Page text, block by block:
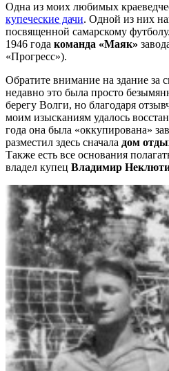
Одна из моих любимых
купеческие дачи. Одной из них
посвященной самарскому
1946 года команда «Маяк»
«Прогресс»).
Обратите внимание на здание за
недавно это была просто
берегу Волги, но благодаря
моим изысканиям удалось
года она была «оккупирована»
разместил здесь сначала дом
Также есть все основания
владел купец Владимир